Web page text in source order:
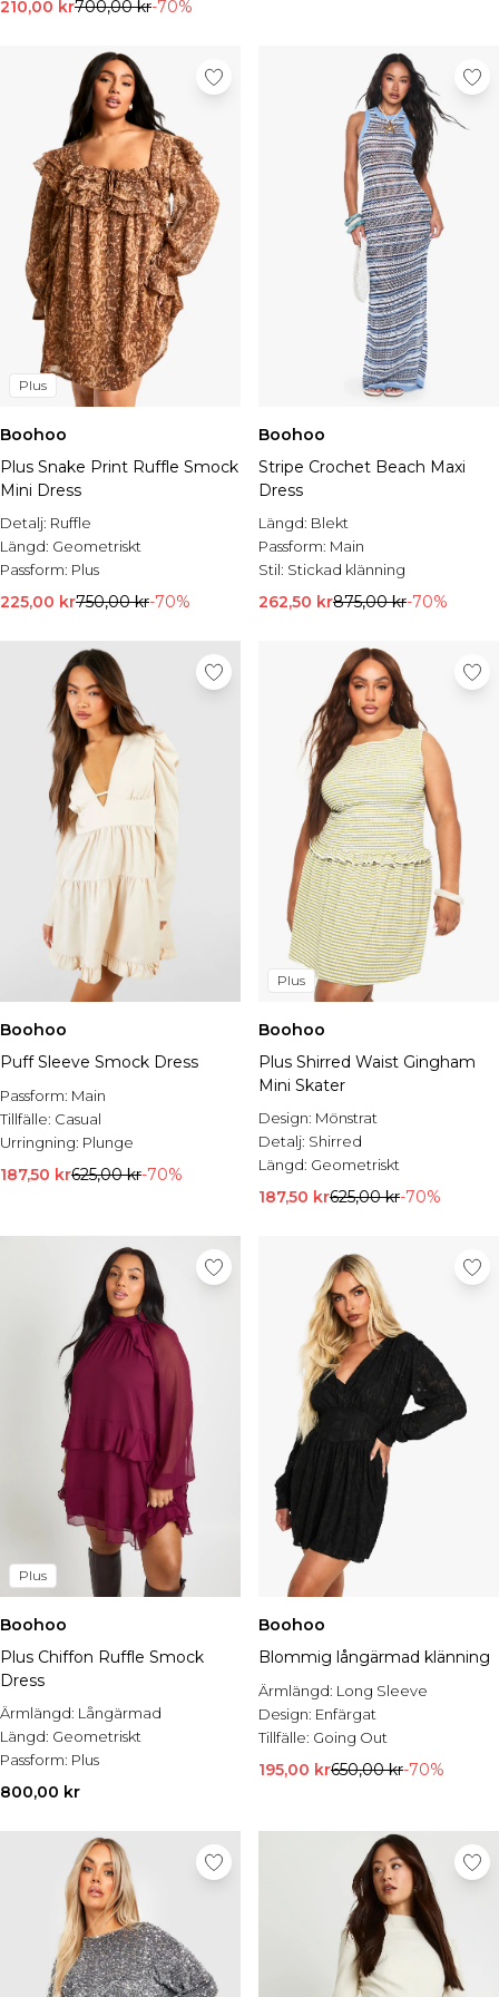
Sneakers & hi-tops
Herraccessoarer
Väskor & plånböcker
Solglasögon
Hattar, handskar & halsdukar
Skärp
Strumpor
Underkläder
Visa alla accessoarer
Rea – Herr
Handla hela herrrean
REA-toppar
REA-jeans
REA-byxor
REA-träningsset
REA-hoodies
REA-jackor
REA-skjortor
REA-kostymer
REA-stickat
REA-shorts
REA-accessoarer
210,00 kr700,00 kr-70%
Plus
Boohoo
Plus Snake Print Ruffle Smock
Mini Dress
Detalj: Ruffle
Längd: Geometriskt
Passform: Plus
225,00 kr750,00 kr-70%
Boohoo
Stripe Crochet Beach Maxi
Dress
Längd: Blekt
Passform: Main
Stil: Stickad klänning
262,50 kr875,00 kr-70%
Boohoo
Puff Sleeve Smock Dress
Passform: Main
Tillfälle: Casual
Urringning: Plunge
187,50 kr625,00 kr-70%
Plus
Boohoo
Plus Shirred Waist Gingham
Mini Skater
Design: Mönstrat
Detalj: Shirred
Längd: Geometriskt
187,50 kr625,00 kr-70%
Plus
Boohoo
Plus Chiffon Ruffle Smock
Dress
Ärmlängd: Långärmad
Längd: Geometriskt
Passform: Plus
800,00 kr
Boohoo
Blommig långärmad klänning
Ärmlängd: Long Sleeve
Design: Enfärgat
Tillfälle: Going Out
195,00 kr650,00 kr-70%